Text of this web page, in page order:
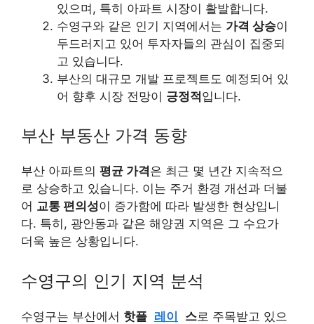
있으며, 특히 아파트 시장이 활발합니다.
수영구와 같은 인기 지역에서는 가격 상승이
두드러지고 있어 투자자들의 관심이 집중되
고 있습니다.
부산의 대규모 개발 프로젝트도 예정되어 있
어 향후 시장 전망이 긍정적입니다.
부산 부동산 가격 동향
부산 아파트의 평균 가격은 최근 몇 년간 지속적으
로 상승하고 있습니다. 이는 주거 환경 개선과 더불
어 교통 편의성이 증가함에 따라 발생한 현상입니
다. 특히, 광안동과 같은 해양권 지역은 그 수요가
더욱 높은 상황입니다.
수영구의 인기 지역 분석
수영구는 부산에서 핫플 레이 스로 주목받고 있으